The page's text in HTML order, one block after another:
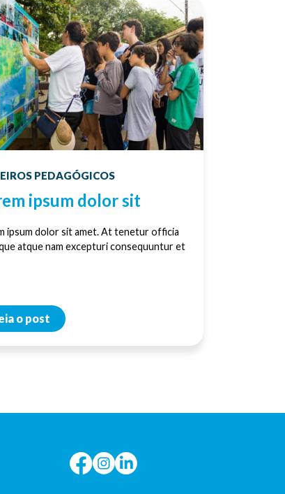
PEDAGÓGICOS
ipsum dolor sit
ipsum dolor sit amet. At tenetur officia
atque nam excepturi consequuntur et
o post